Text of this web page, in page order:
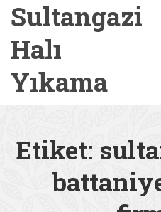
Sultangazi
Halı
Yıkama
Etiket: